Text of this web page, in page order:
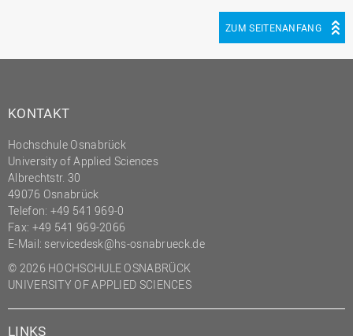
ZUM SEITENANFANG
KONTAKT
Hochschule Osnabrück
University of Applied Sciences
Albrechtstr. 30
49076 Osnabrück
Telefon: +49 541 969-0
Fax: +49 541 969-2066
E-Mail: servicedesk@hs-osnabrueck.de
© 2026 HOCHSCHULE OSNABRÜCK
UNIVERSITY OF APPLIED SCIENCES
LINKS